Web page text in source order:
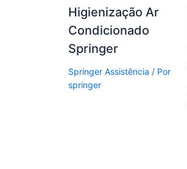
Higienização Ar
Condicionado
Springer
Springer Assistência / Por
springer